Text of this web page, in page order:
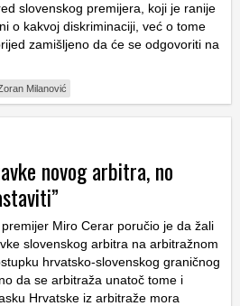
slovenskog premijera, koji je ranije
o kakvoj diskriminaciji, već o tome
zamišljeno da će se odgovoriti na
Milanović
novog arbitra, no
Miro Cerar poručio je da žali
slovenskog arbitra na arbitražnom
hrvatsko-slovenskog graničnog
da se arbitraža unatoč tome i
Hrvatske iz arbitraže mora